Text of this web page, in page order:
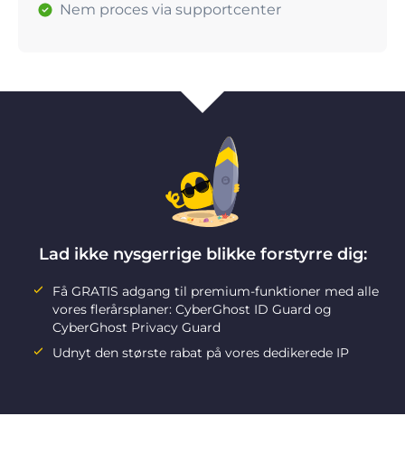
Nem proces via supportcenter
Lad ikke nysgerrige blikke forstyrre dig:
Få GRATIS adgang til premium-funktioner med alle
vores flerårsplaner: CyberGhost ID Guard og
CyberGhost Privacy Guard
Udnyt den største rabat på vores dedikerede IP